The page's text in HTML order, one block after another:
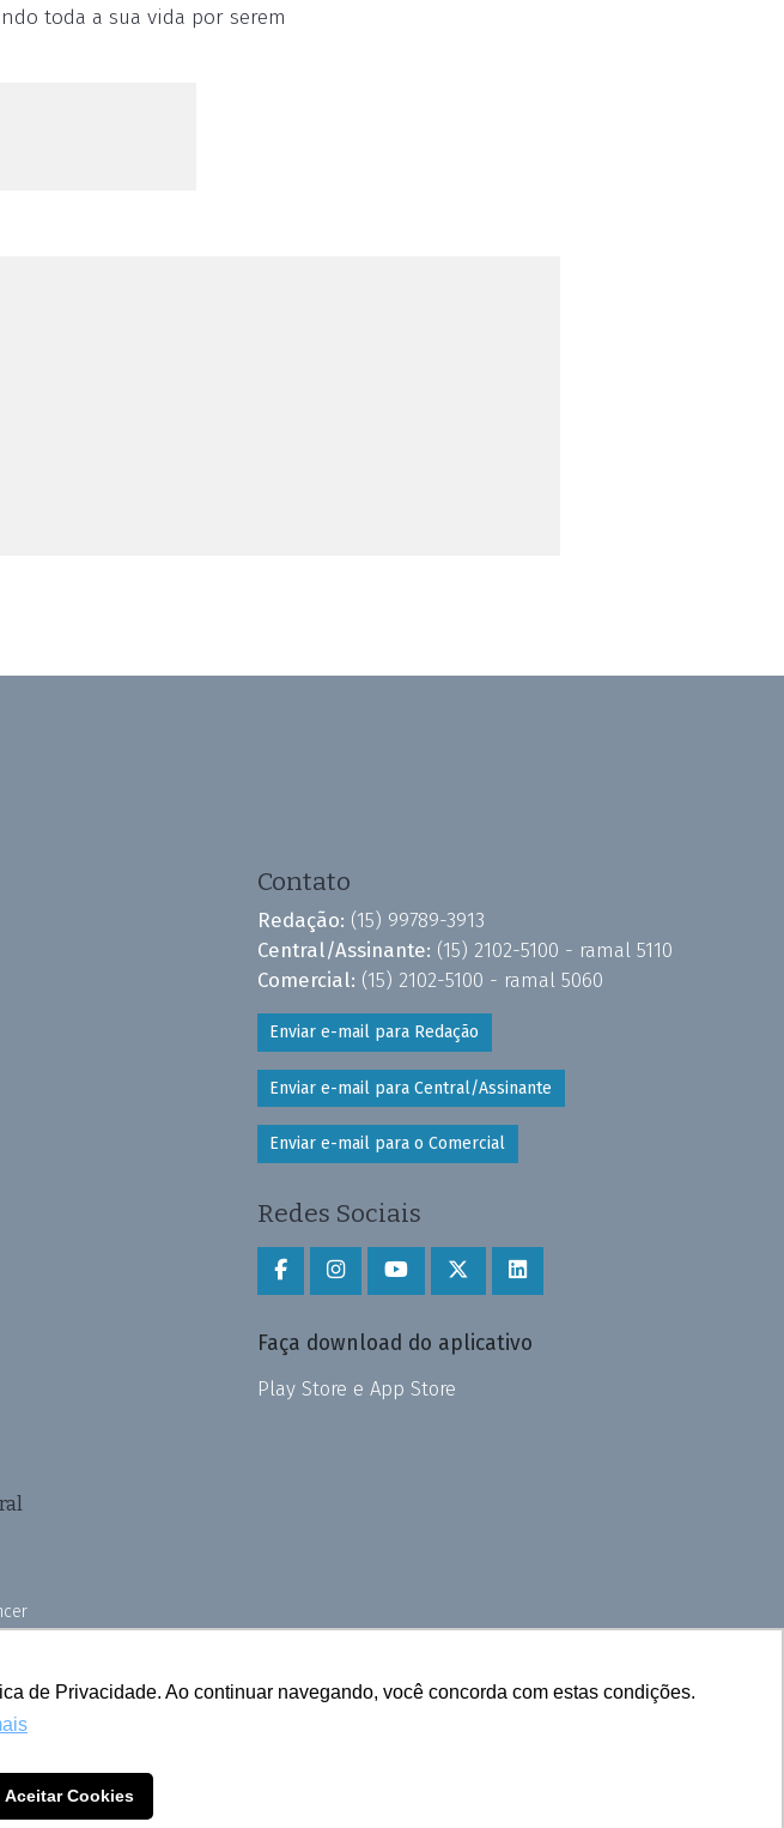
de Privacidade. Ao continuar navegando, você concorda com estas condições.
Aceitar Cookies
toda a sua vida por serem
Contato
Redação: (15) 99789-3913
Central/Assinante: (15) 2102-5100 - ramal 5110
Comercial: (15) 2102-5100 - ramal 5060
Enviar e-mail para Redação
Enviar e-mail para Central/Assinante
Enviar e-mail para o Comercial
Redes Sociais
Faça download do aplicativo
Play Store e App Store
2025 Cruzeiro do Sul